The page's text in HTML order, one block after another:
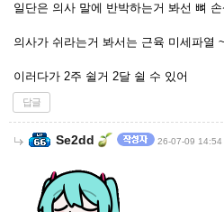
일단은 의사 말에 반박하는거 봐선 뼈
의사가 쉬라는거 봐서는 근육 미세파열
이러다가 2주 쉴거 2달 쉴 수 있어
답글
Se2dd 26-07-09 14:54